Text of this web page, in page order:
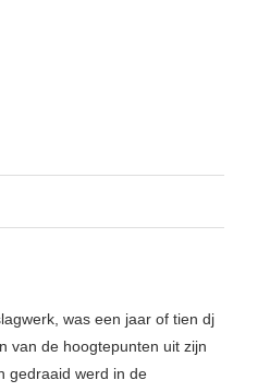
was een jaar of tien dj
van de hoogtepunten uit zijn
gedraaid werd in de